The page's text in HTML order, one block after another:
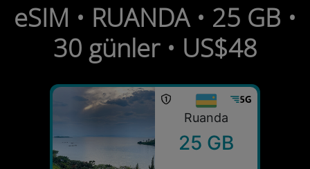
eSIM • RUANDA • 25 GB •
30 günler • US$48
Ruanda
25 GB